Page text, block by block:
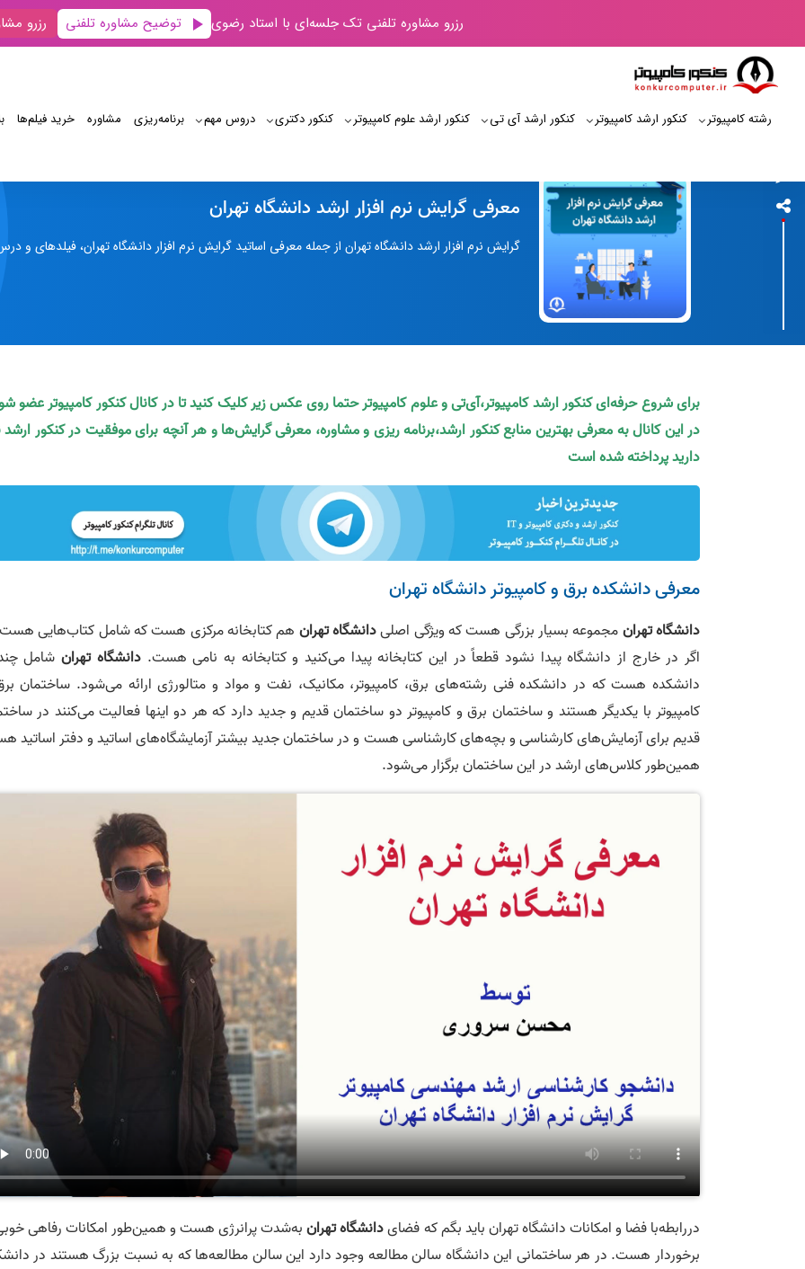
رزرو مشاوره تلفنی تک جلسه‌ای با استاد رضوی توضیح مشاوره تلفنی رزرو
رشته کامپیوتر کنکور ارشد کامپیوتر کنکور ارشد آی‌ تی کنکور ارشد علوم کامپیوتر کنکور دکتری دروس مهم برنامه‌‌ریزی مشاوره خرید فیلم‌ها
معرفی گرایش نرم افزار ارشد دانشگاه تهران
گرایش نرم‌ افزار ارشد دانشگاه تهران از جمله معرفی اساتید گرایش نرم افزار دانشگاه تهران، فیلدهای
برای شروع حرفه‌ای کنکور ارشد کامپیوتر،آی‌تی و علوم کامپیوتر حتما روی عکس زیر کلیک کنید تا در کانال کنکور کامپیوتر عضو
در این کانال به معرفی بهترین منابع کنکور ارشد،برنامه ریزی و مشاوره، معرفی گرایش‌ها و هر آنچه برای موفقیت در کنکور ارشد
دارید پرداخته شده است
معرفی دانشکده برق و کامپیوتر دانشگاه تهران
دانشگاه تهرانمجموعه بسیار بزرگی هست که ویژگی اصلیدانشگاه تهران هم کتابخانه مرکزی هست که شامل کتاب‌هایی
اگر در خارج از دانشگاه پیدا نشود قطعاً در این کتابخانه پیدا می‌کنید و کتابخانه به نامی هست.دانشگاه تهرانشامل
دانشکده هست که در دانشکده فنی رشته‌های برق، کامپیوتر، مکانیک، نفت و مواد و متالورژی ارائه می‌شود. ساختمان
کامپیوتر با یکدیگر هستند و ساختمان برق و کامپیوتر دو ساختمان قدیم و جدید دارد که هر دو اینها فعالیت می‌کنند در
قدیم برای آزمایش‌های کارشناسی و بچه‌های کارشناسی هست و در ساختمان جدید بیشتر آزمایشگاه‌های اساتید و دفتر اساتید
همین‌طور کلاس‌های ارشد در این ساختمان برگزار می‌شود.
دررابطه‌با فضا و امکانات دانشگاه تهران باید بگم که فضایدانشگاه تهرانبه‌شدت پرانرژی هست و همین‌طور امکانات رفاهی
برخوردار هست. در هر ساختمانی این دانشگاه سالن مطالعه وجود دارد این سالن مطالعه‌ها که به نسبت بزرگ هستند در